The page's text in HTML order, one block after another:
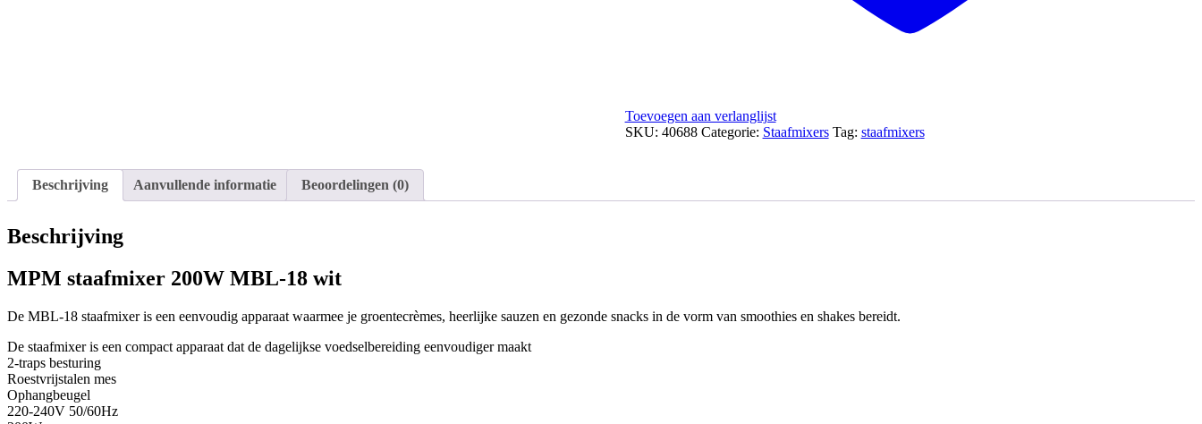
Toevoegen aan verlanglijst
SKU: 40688 Categorie: Staafmixers Tag: staafmixers
Beschrijving Aanvullende informatie Beoordelingen (0)
Beschrijving
MPM staafmixer 200W MBL-18 wit
De MBL-18 staafmixer is een eenvoudig apparaat waarmee je groentecrèmes, heerlijke sauzen en gezonde snacks in de vorm van smoothies en shakes bereidt.
De staafmixer is een compact apparaat dat de dagelijkse voedselbereiding eenvoudiger maakt
2-traps besturing
Roestvrijstalen mes
Ophangbeugel
220-240V 50/60Hz